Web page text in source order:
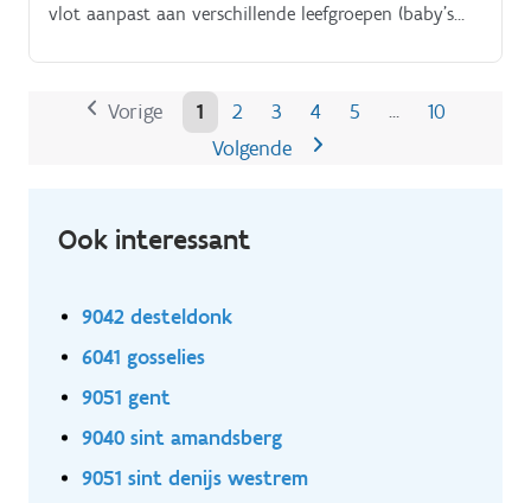
vlot aanpast aan verschillende leefgroepen (baby’s
Vorige 1 2 3 4 5 …
10
Volgende
Ook interessant
9042 desteldonk
6041 gosselies
9051 gent
9040 sint amandsberg
9051 sint denijs westrem